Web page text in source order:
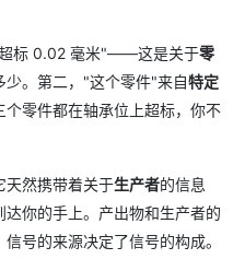
标 0.02 毫米"——这是关于零
少。第二，"这个零件"来自特定
零件都在轴承位上超标，你不
天然携带着关于生产者的信息
你的手上。产出物和生产者的
号的来源决定了信号的构成。